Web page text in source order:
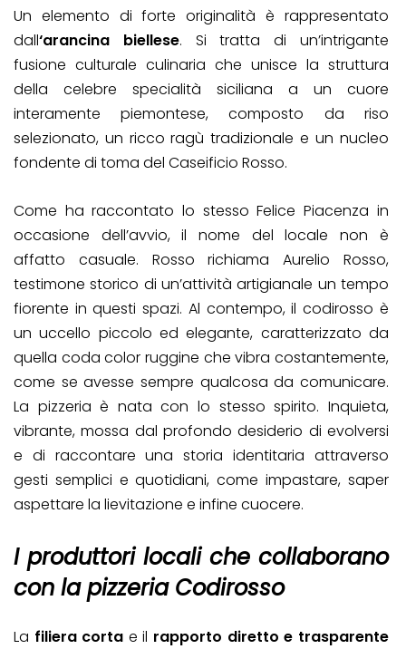
Un elemento di forte originalità è rappresentato
dall‘arancina biellese. Si tratta di un’intrigante
fusione culturale culinaria che unisce la struttura
della celebre specialità siciliana a un cuore
interamente piemontese, composto da riso
selezionato, un ricco ragù tradizionale e un nucleo
fondente di toma del Caseificio Rosso.
Come ha raccontato lo stesso Felice Piacenza in
occasione dell’avvio, il nome del locale non è
affatto casuale. Rosso richiama Aurelio Rosso,
testimone storico di un’attività artigianale un tempo
fiorente in questi spazi. Al contempo, il codirosso è
un uccello piccolo ed elegante, caratterizzato da
quella coda color ruggine che vibra costantemente,
come se avesse sempre qualcosa da comunicare.
La pizzeria è nata con lo stesso spirito. Inquieta,
vibrante, mossa dal profondo desiderio di evolversi
e di raccontare una storia identitaria attraverso
gesti semplici e quotidiani, come impastare, saper
aspettare la lievitazione e infine cuocere.
I produttori locali che collaborano
con la pizzeria Codirosso
La filiera corta e il rapporto diretto e trasparente